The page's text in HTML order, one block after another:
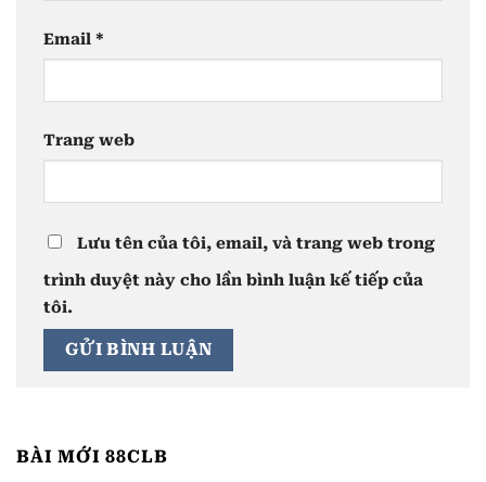
Email *
Trang web
Lưu tên của tôi, email, và trang web trong
trình duyệt này cho lần bình luận kế tiếp của
tôi.
BÀI MỚI 88CLB